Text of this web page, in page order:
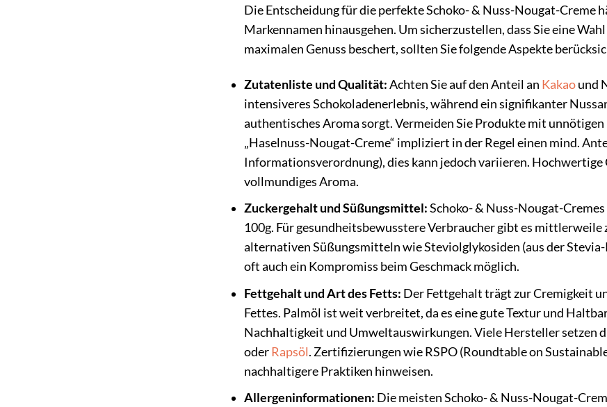
Die Entscheidung für die perfekte Schoko- & Nuss-Nougat-Creme
Markennamen hinausgehen. Um sicherzustellen, dass Sie eine
maximalen Genuss beschert, sollten Sie folgende Aspekte
Zutatenliste und Qualität:Achten Sie auf den Anteil an Kakaound
intensiveres Schokoladenerlebnis, während ein signifikanter
authentisches Aroma sorgt. Vermeiden Sie Produkte mit
„Haselnuss-Nougat-Creme“ impliziert in der Regel einen mind.
Informationsverordnung), dies kann jedoch variieren. Hochwertige
vollmundiges Aroma.
Zuckergehalt und Süßungsmittel:Schoko- & Nuss-Nougat-
100g. Für gesundheitsbewusstere Verbraucher gibt es
alternativen Süßungsmitteln wie Steviolglykosiden (aus der
oft auch ein Kompromiss beim Geschmack möglich.
Fettgehalt und Art des Fetts: Der Fettgehalt trägt zur Cremigkeit
Fettes. Palmöl ist weit verbreitet, da es eine gute Textur und
Nachhaltigkeit und Umweltauswirkungen. Viele Hersteller setzen
oderRapsöl. Zertifizierungen wie RSPO (Roundtable on
nachhaltigere Praktiken hinweisen.
Allergeninformationen: Die meisten Schoko- & Nuss-Nougat-